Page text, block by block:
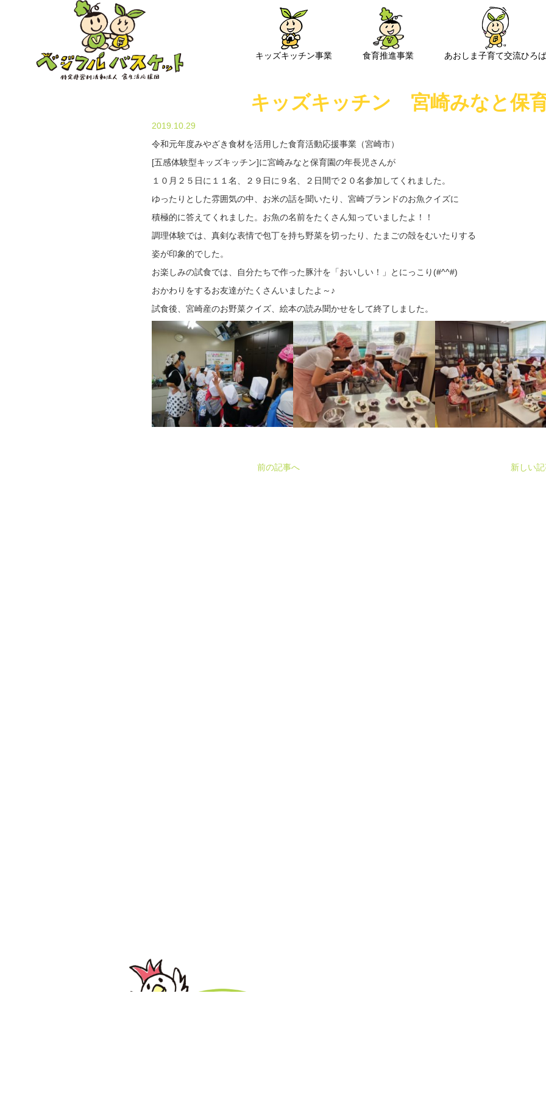
キッズキッチン事業 食育推進事業 あおしま子育て交流ひろば
キッズキッチン 宮崎みなと保
2019.10.29
令和元年度みやざき食材を活用した食育活動応援事業（宮崎市）
[五感体験型キッズキッチン]に宮崎みなと保育園の年長児さんが
１０月２５日に１１名、２９日に９名、２日間で２０名参加してくれました。
ゆったりとした雰囲気の中、お米の話を聞いたり、宮崎ブランドのお魚クイズに
積極的に答えてくれました。お魚の名前をたくさん知っていましたよ！！
調理体験では、真剣な表情で包丁を持ち野菜を切ったり、たまごの殻をむいたりする
姿が印象的でした。
お楽しみの試食では、自分たちで作った豚汁を「おいしい！」とにっこり(#^^#)
おかわりをするお友達がたくさんいましたよ～♪
試食後、宮崎産のお野菜クイズ、絵本の読み聞かせをして終了しました。
前の記事へ 新しい